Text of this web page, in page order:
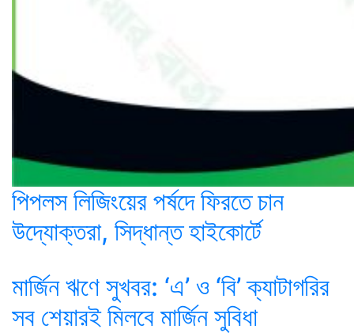
পিপলস লিজিংয়ের পর্ষদে ফিরতে চান
উদ্যোক্তরা, সিদ্ধান্ত হাইকোর্টে
মার্জিন ঋণে সুখবর: ‘এ’ ও ‘বি’ ক্যাটাগরির
সব শেয়ারই মিলবে মার্জিন সুবিধা